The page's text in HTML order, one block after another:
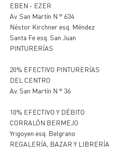
EBEN - EZER
Av. San Martín N ° 634
Néstor Kirchner esq. Méndez
Santa Fe esq. San Juan
PINTURERÍAS
20% EFECTIVO PINTURERÍAS
DEL CENTRO
Av. San Martín N ° 36
10% EFECTIVO Y DÉBITO
CORRALÓN BERMEJO
Yrigoyen esq. Belgrano
REGALERÍA, BAZAR Y LIBRERÍA